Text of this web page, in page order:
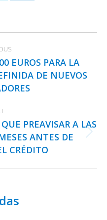
LinkedIn
EUROS PARA LA
DE NUEVOS
PREAVISAR A LAS
ANTES DE
CRÉDITO